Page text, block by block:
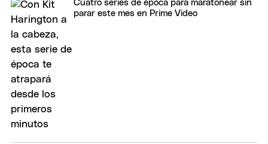
Cuatro series de época para maratonear sin
parar este mes en Prime Video